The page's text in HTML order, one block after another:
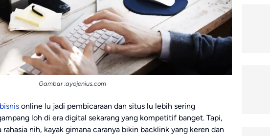
Gambar :ayojenius.com
bisnis online lu jadi pembicaraan dan situs lu lebih sering
loh di era digital sekarang yang kompetitif banget. Tapi,
nih, kayak gimana caranya bikin backlink yang keren dan